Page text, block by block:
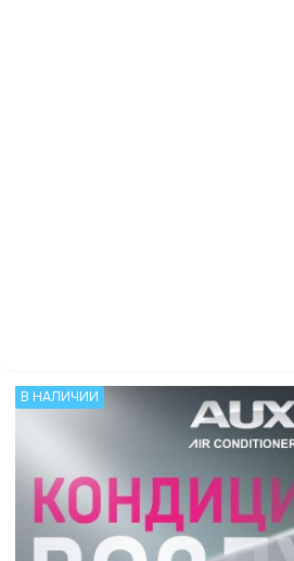
В НАЛИЧИИ